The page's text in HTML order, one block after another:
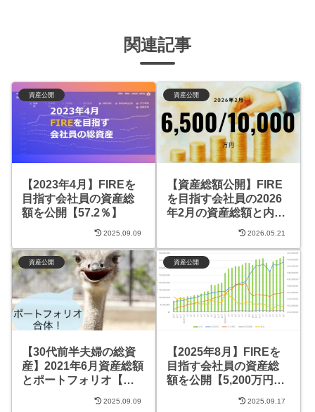
関連記事
資産公開
【2023年4月】FIREを
目指す会社員の資産総
額を公開【57.2％】
2025.09.09
資産公開
【資産総額公開】FIRE
を目指す会社員の2026
年2月の資産総額と内訳
【約6,500万円】
2026.05.21
資産公開
【30代前半夫婦の総資
産】2021年6月資産総額
とポートフォリオ【目
2025.09.09
資産公開
【2025年8月】FIREを
目指す会社員の資産総
額を公開【5,200万円
2025.09.17